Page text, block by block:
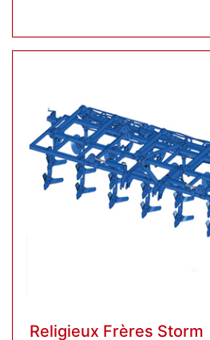
Religieux Frères Storm